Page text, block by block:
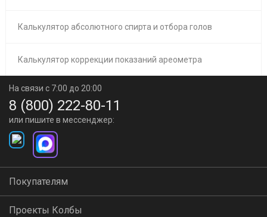
Калькулятор абсолютного спирта и отбора голов
Калькулятор коррекции показаний ареометра
На связи с 7:00 до 20:00
8 (800) 222-80-11
или пишите в мессенджер:
Покупателям
Проекты Колбы